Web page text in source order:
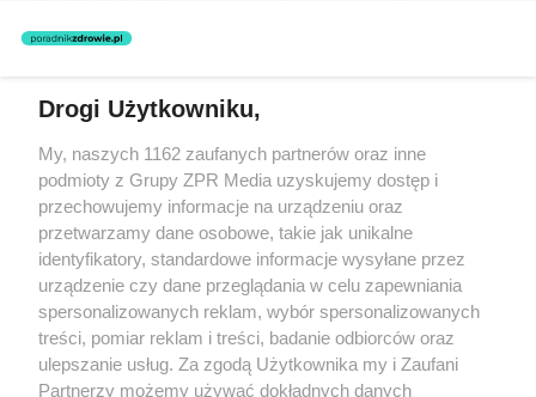
Żaden utwór zamieszczony w serwisie nie może być powielany i
rozpowszechniany lub dalej rozpowszechniany w jakikolwiek sposób
(w tym także elektroniczny lub mechaniczny) na jakimkolwiek polu
eksploatacji w jakiejkolwiek formie, włącznie z umieszczaniem w
Internecie bez pisemnej zgody właściciela praw. Jakiekolwiek użycie
lub wykorzystanie utworów w całości lub w części z naruszeniem
prawa, tzn. bez właściwej zgody, jest zabronione pod groźbą kary i
może być ścigane prawnie.
Drogi Użytkowniku,
My, naszych 1162 zaufanych partnerów oraz inne
podmioty z Grupy ZPR Media uzyskujemy dostęp i
przechowujemy informacje na urządzeniu oraz
przetwarzamy dane osobowe, takie jak unikalne
identyfikatory, standardowe informacje wysyłane przez
urządzenie czy dane przeglądania w celu zapewniania
spersonalizowanych reklam, wybór spersonalizowanych
treści, pomiar reklam i treści, badanie odbiorców oraz
ulepszanie usług. Za zgodą Użytkownika my i Zaufani
Partnerzy możemy używać dokładnych danych